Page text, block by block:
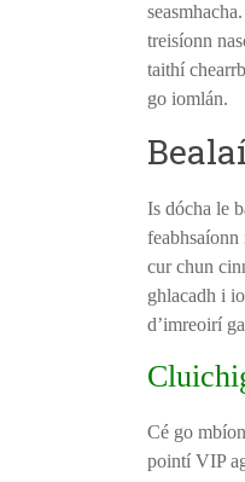
treisíonn
taithí
go iomlán.
Is dócha le
feabhsaíonn
cur chun
ghlacadh i
d’imreoirí
Cé go
pointí VIP